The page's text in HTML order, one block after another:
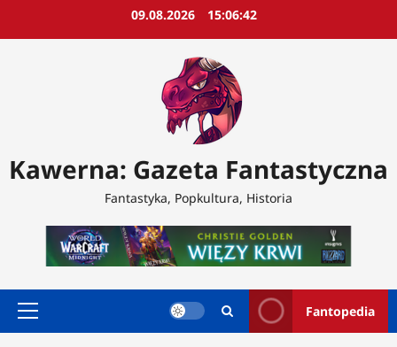
09.08.2026 15:06:44
Kawerna: Gazeta Fantastyczna
Fantastyka, Popkultura, Historia
Menu
Fantopedia